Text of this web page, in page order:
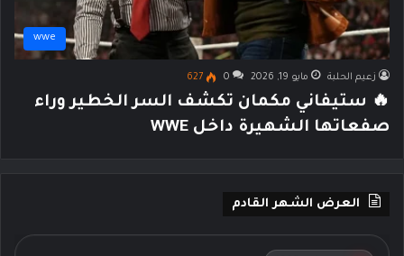
wwe
زعيم الحلبة مايو 19, 2026 0
627
🔥 ستيفاني مكمان تكشف السر الخطير وراء
صفعاتها الشهيرة داخل WWE
العرض الشهر القادم